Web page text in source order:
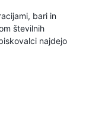
bari in
številnih
najdejo